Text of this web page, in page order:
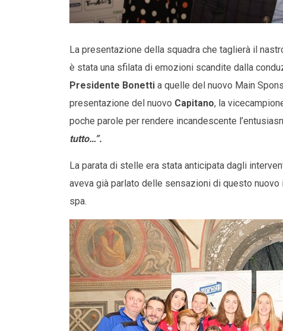
La presentazione della squadra che taglierà il
è stata una sfilata di emozioni scandite dalla
Presidente Bonetti a quelle del nuovo Main
presentazione del nuovo Capitano, la
poche parole per rendere incandescente
tutto…”.
La parata di stelle era stata anticipata dagli
aveva già parlato delle sensazioni di questo
spa.